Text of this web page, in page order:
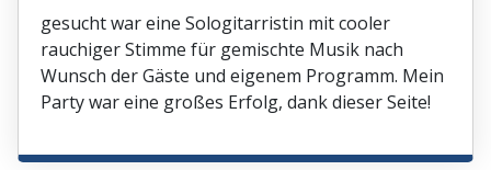
gesucht war eine Sologitarristin mit cooler
rauchiger Stimme für gemischte Musik nach
Wunsch der Gäste und eigenem Programm. Mein
Party war eine großes Erfolg, dank dieser Seite!